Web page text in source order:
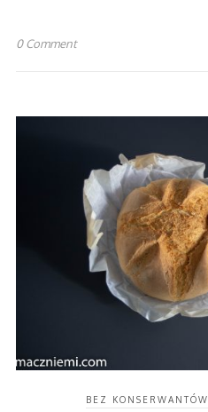
0 Comment
BEZ KONSERWANTÓW